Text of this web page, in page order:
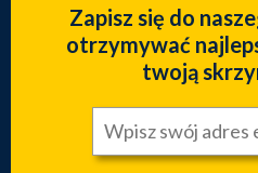
Zapisz się do
otrzymywać
twoją